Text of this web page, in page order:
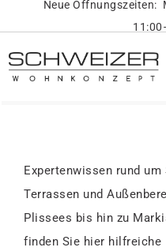
to
content
Neue Öffnungszeiten:
Expertenwissen rund
Terrassen und
Plissees bis hin zu
finden Sie hier hilfreiche